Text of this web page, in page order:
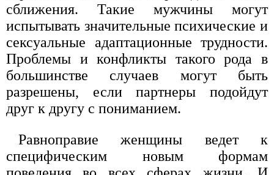
сближения. Такие мужчины могут
испытывать значительные психические и
сексуальные адаптационные трудности.
Проблемы и конфликты такого рода в
большинстве случаев могут быть
разрешены, если партнеры подойдут
друг к другу с пониманием.
Равноправие женщины ведет к
специфическим новым формам